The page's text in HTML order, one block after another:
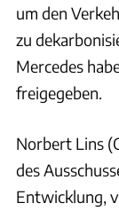
um den
zu
Mercedes
freigegeben.
Norbert Lins
des
Entwicklung,